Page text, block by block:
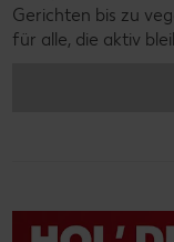
Gerichten bis zu
für alle, die aktiv